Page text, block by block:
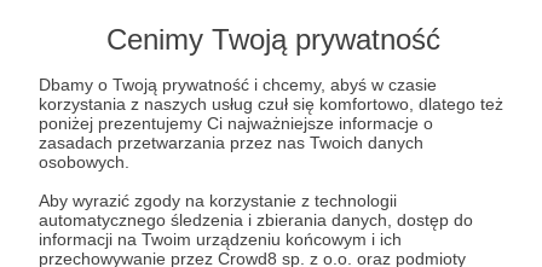
Cenimy Twoją prywatność
Dbamy o Twoją prywatność i chcemy, abyś w czasie
korzystania z naszych usług czuł się komfortowo, dlatego też
poniżej prezentujemy Ci najważniejsze informacje o
zasadach przetwarzania przez nas Twoich danych
osobowych.
Aby wyrazić zgody na korzystanie z technologii
automatycznego śledzenia i zbierania danych, dostęp do
informacji na Twoim urządzeniu końcowym i ich
przechowywanie przez Crowd8 sp. z o.o. oraz podmioty
11.07.2022 Brak komentarzy
Koty Też Czują!
Istnieje opinia, że koty są- delikatnie rzecz ujmując-
ignorantami. Nie obchodzi je nic. Nie jest to prawdą. Koty
są jak... introwertycy. Nie są tak ekspresyjne jak psy, ale
odczuwają tak samo. Po prostu nie okazują swoich